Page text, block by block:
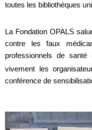
toutes les bibliothèques
La Fondation OPALS
contre les faux
professionnels de
vivement les
conférence de